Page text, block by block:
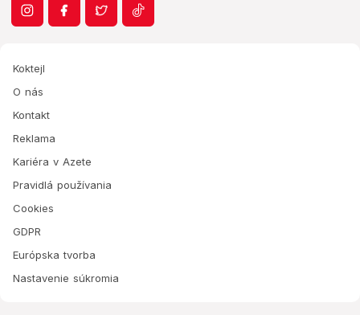
Koktejl
O nás
Kontakt
Reklama
Kariéra v Azete
Pravidlá používania
Cookies
GDPR
Európska tvorba
Nastavenie súkromia